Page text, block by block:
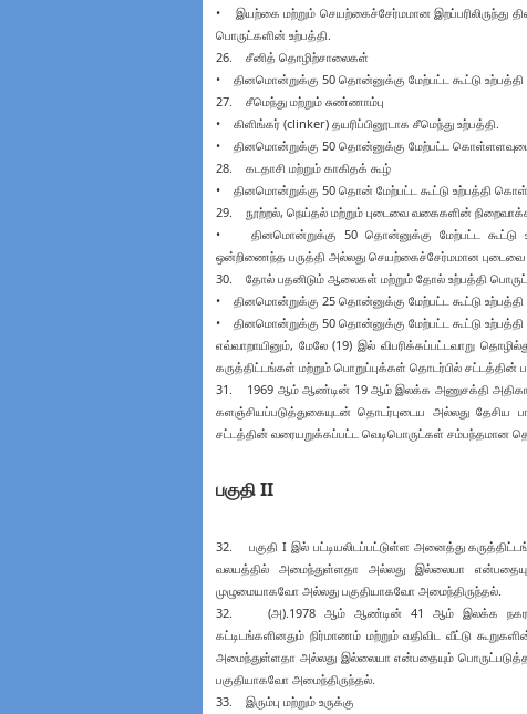
• இயற்கை மற்றும் செயற்கைச்சேர்மமான இறப்பரிலிருந்து
பொருட்களின் உற்பத்தி.
26. சீனித் தொழிற்சாலைகள்
• தினமொன்றுக்கு 50 தொன்னுக்கு மேற்பட்ட கூட்டு
27. சீமெந்து மற்றும் சுண்ணாம்பு
• கிளிங்கர் (clinker) தயரிப்பினூடாக சீமெந்து உற்பத்தி.
• தினமொன்றுக்கு 50 தொன்னுக்கு மேற்பட்ட
28. கடதாசி மற்றும் காகிதக் கூழ்
• தினமொன்றுக்கு 50 தொன் மேற்பட்ட கூட்டு உற்பத்தி
29. நூற்றல், நெய்தல் மற்றும் புடைவை வகைகளின்
• தினமொன்றுக்கு 50 தொன்னுக்கு மேற்பட்ட கூட்டு
ஒன்றிணைந்த பருத்தி அல்லது செயற்கைச்சேர்மமான
30. தோல் பதனிடும் ஆலைகள் மற்றும் தோல் உற்பத்தி
• தினமொன்றுக்கு 25 தொன்னுக்கு மேற்பட்ட கூட்டு
• தினமொன்றுக்கு 50 தொன்னுக்கு மேற்பட்ட கூட்டு
எவ்வாறாயினும், மேலே (19) இல் விபரிக்கப்பட்டவாறு
கருத்திட்டங்கள் மற்றும் பொறுப்புக்கள் தொடர்பில்
31. 1969 ஆம் ஆண்டின் 19 ஆம் இலக்க அணுசக்தி
களஞ்சியப்படுத்துகையுடன் தொடர்புடைய அல்லது
சட்டத்தின் வரையறுக்கப்பட்ட வெடிபொருட்கள் சம்பந்தமான
பகுதி II
32. பகுதி I இல் பட்டியலிடப்பட்டுள்ள அனைத்து
வலயத்தில் அமைந்துள்ளதா அல்லது இல்லையா
முழுமையாகவோ அல்லது பகுதியாகவோ அமைந்திருந்தல்.
32. (அ).1978 ஆம் ஆண்டின் 41 ஆம் இலக்க நகர
கட்டிடங்களினதும் நிர்மாணம் மற்றும் வதிவிட வீட்டு
அமைந்துள்ளதா அல்லது இல்லையா என்பதையும்
பகுதியாகவோ அமைந்திருந்தல்.
33. இரும்பு மற்றும் உருக்கு